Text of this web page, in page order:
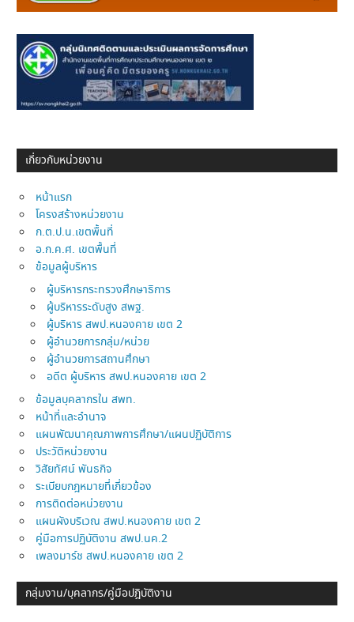
เกี่ยวกับหน่วยงาน
หน้าแรก
โครงสร้างหน่วยงาน
ก.ต.ป.น.เขตพื้นที่
อ.ก.ค.ศ. เขตพื้นที่
ข้อมูลผู้บริหาร
ผู้บริหารกระทรวงศึกษาธิการ
ผู้บริหารระดับสูง สพฐ.
ผู้บริหาร สพป.หนองคาย เขต 2
ผู้อำนวยการกลุ่ม/หน่วย
ผู้อำนวยการสถานศึกษา
อดีต ผู้บริหาร สพป.หนองคาย เขต 2
ข้อมูลบุคลากรใน สพท.
หน้าที่และอำนาจ
แผนพัฒนาคุณภาพการศึกษา/แผนปฏิบัติการ
ประวัติหน่วยงาน
วิสัยทัศน์ พันธกิจ
ระเบียบกฎหมายที่เกี่ยวข้อง
การติดต่อหน่วยงาน
แผนผังบริเวณ สพป.หนองคาย เขต 2
คู่มือการปฏิบัติงาน สพป.นค.2
เพลงมาร์ช สพป.หนองคาย เขต 2
กลุ่มงาน/บุคลากร/คู่มือปฎิบัติงาน